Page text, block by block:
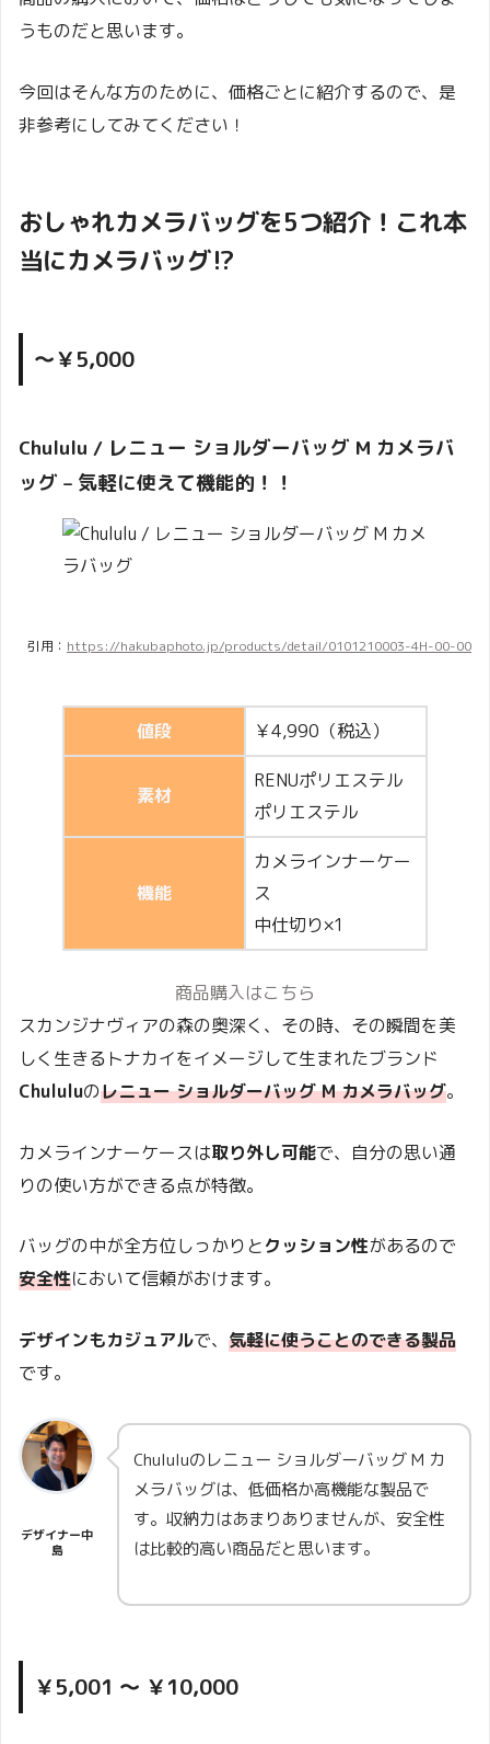
うものだと思います。
今回はそんな方のために、価格ごとに紹介するので、是
非参考にしてみてください！
おしゃれカメラバッグを5つ紹介！これ本
当にカメラバッグ⁉
～￥5,000
Chululu / レニュー ショルダーバッグ M カメラバ
ッグ – 気軽に使えて機能的！！
引用： https://hakubaphoto.jp/products/detail/0101210003-4H-00-00
値段 ￥4,990（税込）
素材
RENUポリエステル
ポリエステル
機能
カメラインナーケー
ス
中仕切り×1
商品購入はこちら
スカンジナヴィアの森の奥深く、その時、その瞬間を美
しく生きるトナカイをイメージして生まれたブランド
Chululuのレニュー ショルダーバッグ M カメラバッグ。
カメラインナーケースは取り外し可能で、自分の思い通
りの使い方ができる点が特徴。
バッグの中が全方位しっかりとクッション性があるので
安全性において信頼がおけます。
デザインもカジュアルで、 気軽に使うことのできる製品
です。
デザイナー中
島
Chululuのレニュー ショルダーバッグ M カ
メラバッグは、低価格か高機能な製品で
す。収納力はあまりありませんが、安全性
は比較的高い商品だと思います。
￥5,001 ～ ￥10,000